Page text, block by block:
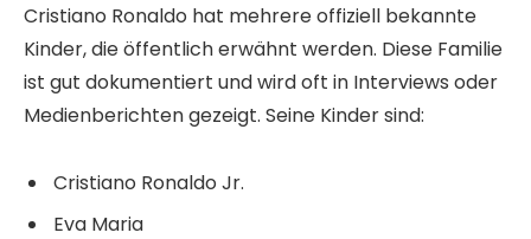
Cristiano Ronaldo hat mehrere offiziell bekannte
Kinder, die öffentlich erwähnt werden. Diese Familie
ist gut dokumentiert und wird oft in Interviews oder
Medienberichten gezeigt. Seine Kinder sind:
Cristiano Ronaldo Jr.
Eva Maria